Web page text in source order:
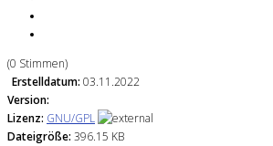
(0 Stimmen)
Erstelldatum: 03.11.2022
Version:
Lizenz: GNU/GPL
Dateigröße: 396.15 KB